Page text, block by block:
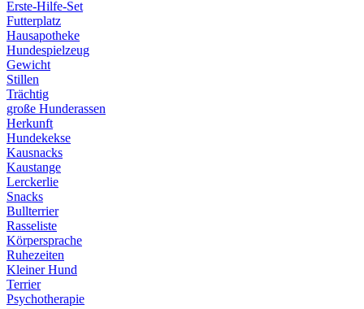
Erste-Hilfe-Set
Futterplatz
Hausapotheke
Hundespielzeug
Gewicht
Stillen
Trächtig
große Hunderassen
Herkunft
Hundekekse
Kausnacks
Kaustange
Lerckerlie
Snacks
Bullterrier
Rasseliste
Körpersprache
Ruhezeiten
Kleiner Hund
Terrier
Psychotherapie